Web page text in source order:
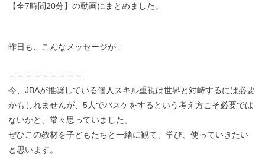
【全7時間20分】の動画にまとめました。
昨日も、こんなメッセージが↓↓
＝＝＝＝＝＝＝＝＝
今、JBAが推奨している個人スキル重視は世界と対峙するには必要
かもしれませんが、5人でバスケをするという考え方こそ必要では
ないかと、常々思っていました。
ぜひこの教材を子どもたちと一緒に観て、学び、使っていきたい
と思います。